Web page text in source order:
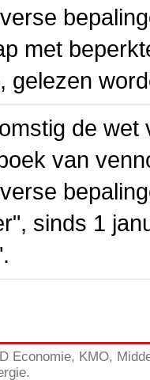
met
gelezen
de wet
van
sinds 1
Economie, KMO,